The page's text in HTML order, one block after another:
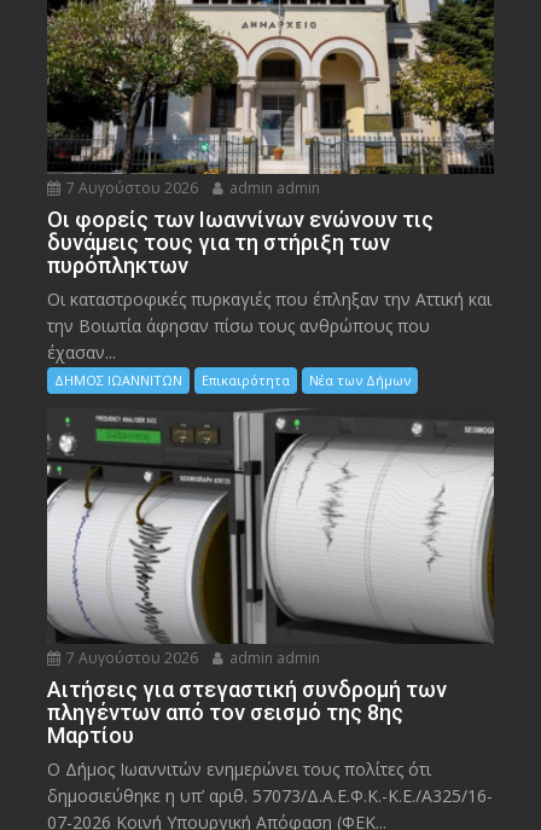
7 Αυγούστου 2026 admin admin
Οι φορείς των Ιωαννίνων ενώνουν τις
δυνάμεις τους για τη στήριξη των
πυρόπληκτων
Οι καταστροφικές πυρκαγιές που έπληξαν την Αττική και
την Bοιωτία άφησαν πίσω τους ανθρώπους που
έχασαν...
ΔΗΜΟΣ ΙΩΑΝΝΙΤΩΝ Επικαιρότητα Νέα των Δήμων
7 Αυγούστου 2026 admin admin
Αιτήσεις για στεγαστική συνδρομή των
πληγέντων από τον σεισμό της 8ης
Μαρτίου
Ο Δήμος Ιωαννιτών ενημερώνει τους πολίτες ότι
δημοσιεύθηκε η υπ’ αριθ. 57073/Δ.Α.Ε.Φ.Κ.-Κ.Ε./Α325/16-
07-2026 Κοινή Υπουργική Απόφαση (ΦΕΚ...